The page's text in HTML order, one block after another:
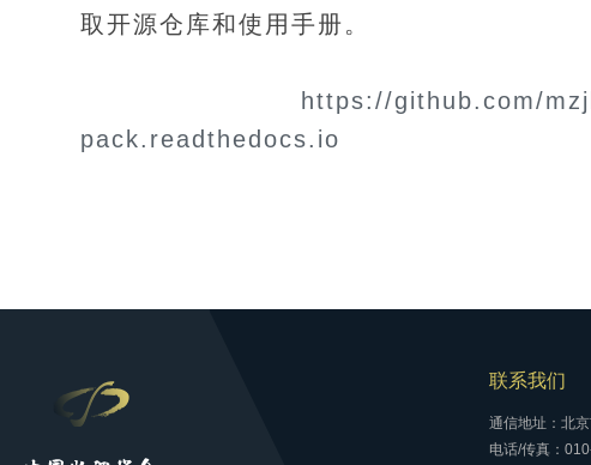
取开源仓库和使用手册。
https://github.com/
pack.readthedocs.io
联系我们
通信地址：北
电话/传真：